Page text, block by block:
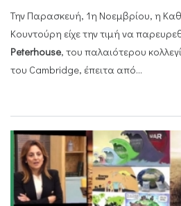
Την Παρασκευή, 1η Νοεμβρίου, η
Κουντούρη είχε την τιμή να
Peterhouse, του παλαιότερου
του Cambridge, έπειτα από...